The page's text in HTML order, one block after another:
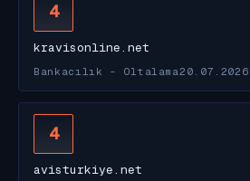
4
kravisonline.net
Bankacılık - Oltalama
4
avisturkiye.net